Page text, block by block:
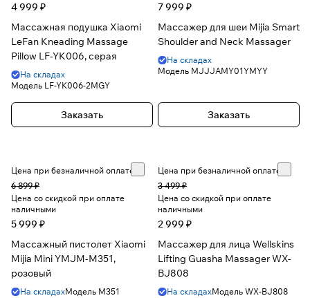
4 999 ₽
Массажная подушка Xiaomi
LeFan Kneading Massage
Pillow LF-YK006, серая
На складах
Модель LF-YK006-2MGY
Заказать
7 999 ₽
Массажер для шеи Mijia Smart
Shoulder and Neck Massager
На складах
Модель MJJJAMY01YMYY
Заказать
Цена при безналичной оплате
6 899 ₽
Цена со скидкой при оплате
наличными
5 999 ₽
Массажный пистолет Xiaomi
Mijia Mini YMJM-M351,
розовый
На складахМодель M351
Цена при безналичной оплате
3 499 ₽
Цена со скидкой при оплате
наличными
2 999 ₽
Массажер для лица Wellskins
Lifting Guasha Massager WX-
BJ808
На складахМодель WX-BJ808